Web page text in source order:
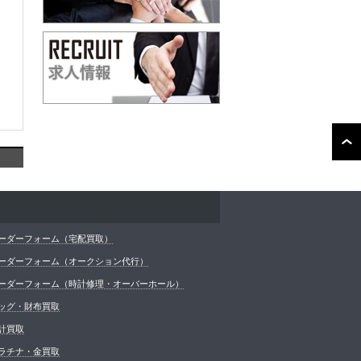
ダーフォーム（宅配買取）
ダーフォーム（オークション代行）
ダーフォーム（時計修理・オーバーホール）
グ・財布買取
買取
チナ・金買取